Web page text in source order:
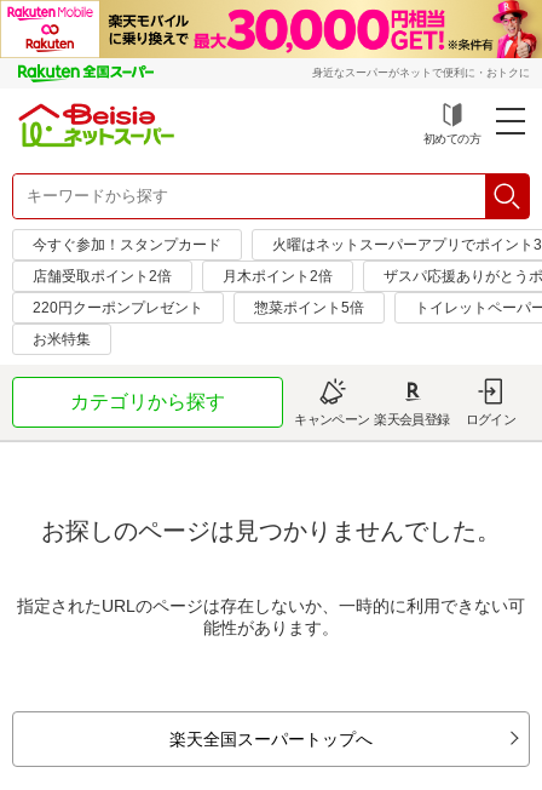
身近なスーパーがネットで便利に・おトクに
初めての方
今すぐ参加！スタンプカード
火曜はネットスーパーアプリでポイント
店舗受取ポイント2倍
月木ポイント2倍
ザスパ応援ありがとう
220円クーポンプレゼント
惣菜ポイント5倍
トイレットペーパ
お米特集
カテゴリから探す
キャンペーン 楽天会員登録 ログイン
お探しのページは見つかりませんでした。
指定されたURLのページは存在しないか、一時的に利用できない可
能性があります。
楽天全国スーパートップへ